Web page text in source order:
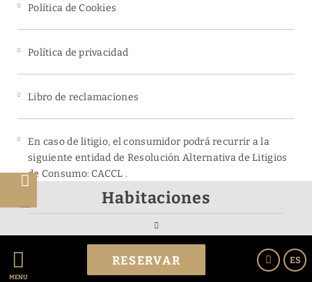
MENÚ
ES
RESERVAR
Habitaciones
Política de Cookies
Política de privacidad
Libro de reclamaciones
En caso de litigio, el consumidor podrá recurrir a la
siguiente entidad de Resolución Alternativa de Litigios
de Consumo: CACCL .
Powered by Keytel